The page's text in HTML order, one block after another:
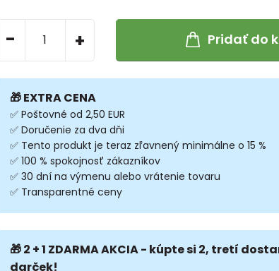
- + Pridať do
🎁 EXTRA CENA
✅ Poštovné od 2,50 EUR
✅ Doručenie za dva dňi
✅ Tento produkt je teraz zľavnený minimálne o 15 %
✅ 100 % spokojnosť zákazníkov
✅ 30 dní na výmenu alebo vrátenie tovaru
✅ Transparentné ceny
🎁 2 + 1 ZDARMA AKCIA - kúpte si 2, tretí
darček!